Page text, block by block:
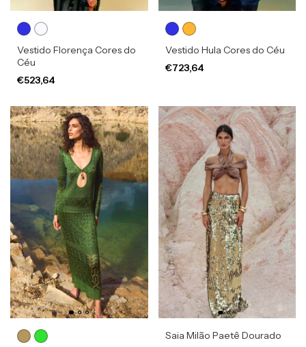
Vestido Florença Cores do
Céu
€523,64
Vestido Hula Cores do Céu
€723,64
Saia Milão Paetê Dourado